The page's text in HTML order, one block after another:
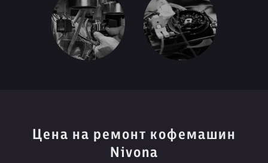
Цена на ремонт кофемашин
Nivona